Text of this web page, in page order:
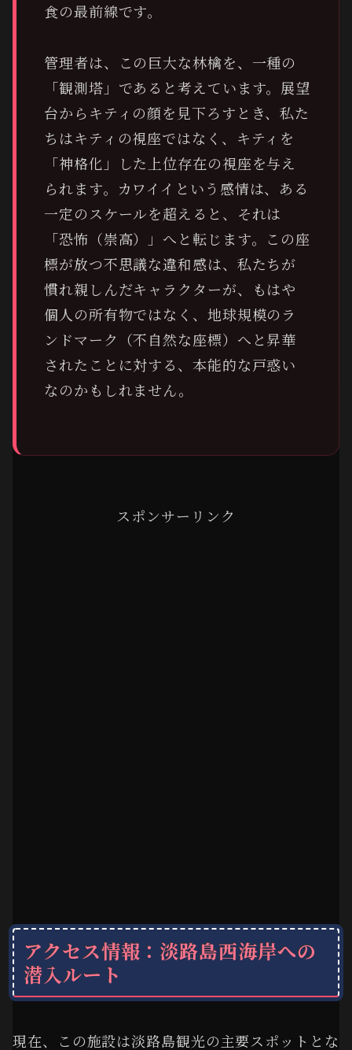
食の最前線です。
管理者は、この巨大な林檎を、一種の
「観測塔」であると考えています。展望
台からキティの顔を見下ろすとき、私た
ちはキティの視座ではなく、キティを
「神格化」した上位存在の視座を与え
られます。カワイイという感情は、ある
一定のスケールを超えると、それは
「恐怖（崇高）」へと転じます。この座
標が放つ不思議な違和感は、私たちが
慣れ親しんだキャラクターが、もはや
個人の所有物ではなく、地球規模のラ
ンドマーク（不自然な座標）へと昇華
されたことに対する、本能的な戸惑い
なのかもしれません。
スポンサーリンク
アクセス情報：淡路島西海岸への
潜入ルート
現在、この施設は淡路島観光の主要スポットとな